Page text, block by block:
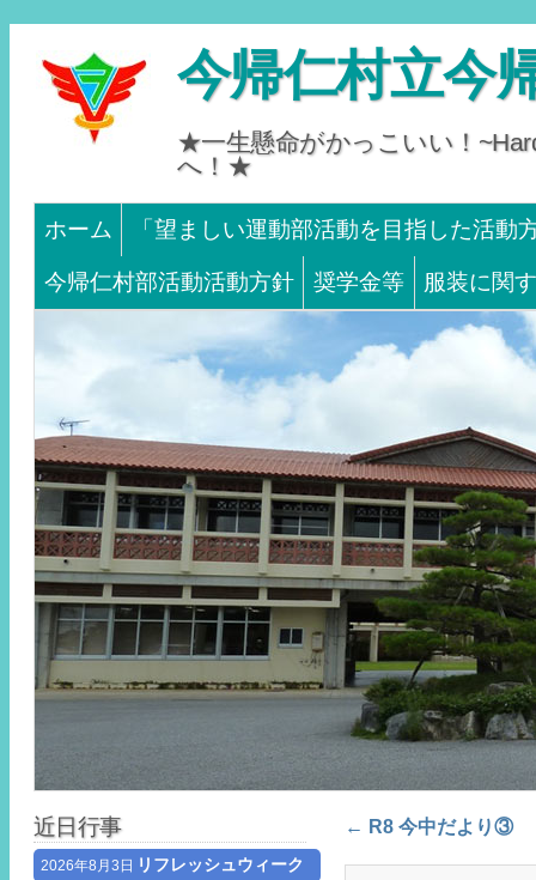
今帰仁村立今
★一生懸命がかっこいい！
へ！★
Main menu
SKIP TO CONTENT
ホーム 「望ましい運動部活動を目指した活動
今帰仁村部活動活動方針 奨学金等 服装に関
Post
← R8 今中だより③
近日行事
2026年8月3日 リフレッシュウィーク